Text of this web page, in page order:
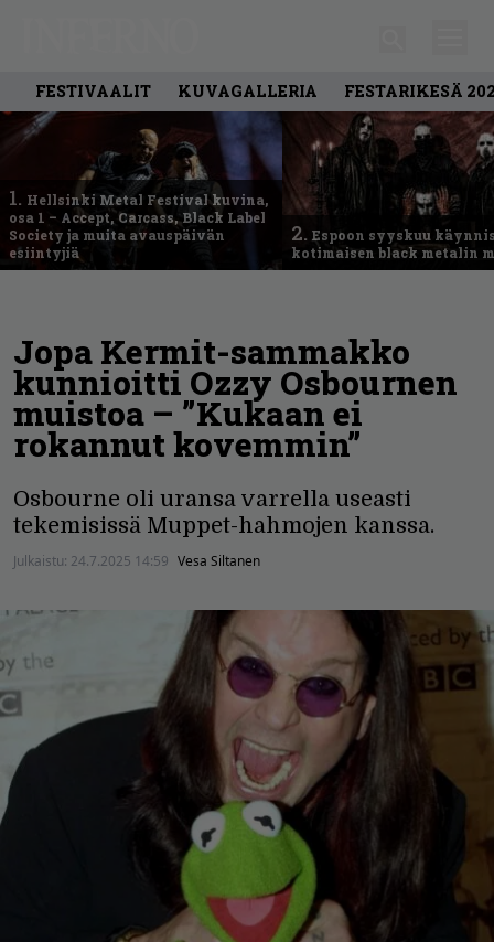
FESTIVAALIT KUVAGALLERIA FESTARIKESÄ
1. Hellsinki Metal Festival kuvina,
osa 1 – Accept, Carcass, Black Label
Society ja muita avauspäivän
esiintyjiä
2. Espoon syyskuu
kotimaisen black metalin
Jopa Kermit-sammakko
kunnioitti Ozzy Osbournen
muistoa – ”Kukaan ei
rokannut kovemmin”
Osbourne oli uransa varrella useasti
tekemisissä Muppet-hahmojen kanssa.
Julkaistu: 24.7.2025 14:59 Vesa Siltanen